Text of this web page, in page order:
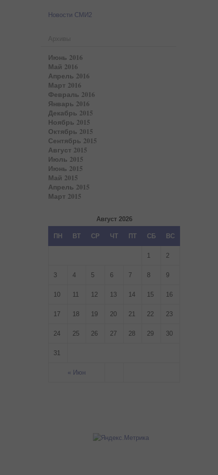
Новости СМИ2
Архивы
Июнь 2016
Май 2016
Апрель 2016
Март 2016
Февраль 2016
Январь 2016
Декабрь 2015
Ноябрь 2015
Октябрь 2015
Сентябрь 2015
Август 2015
Июль 2015
Июнь 2015
Май 2015
Апрель 2015
Март 2015
Август 2026
ПН ВТ СР ЧТ ПТ СБ ВС
« Июн
1 2
3 4 5 6 7 8 9
10 11 12 13 14 15 16
17 18 19 20 21 22 23
24 25 26 27 28 29 30
31